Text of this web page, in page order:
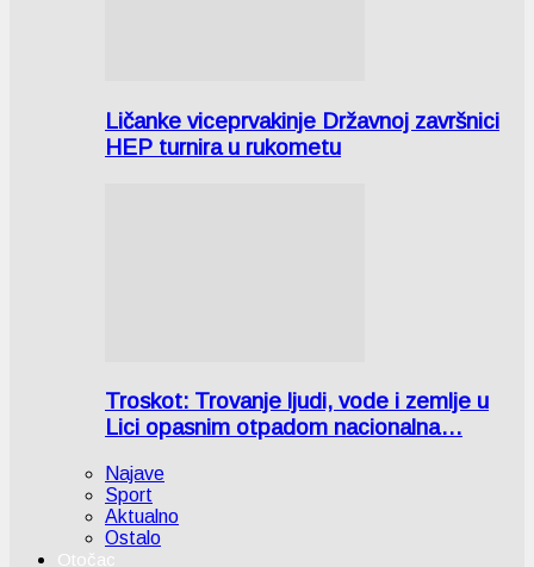
Ličanke viceprvakinje Državnoj završnici
HEP turnira u rukometu
Troskot: Trovanje ljudi, vode i zemlje u
Lici opasnim otpadom nacionalna…
Najave
Sport
Aktualno
Ostalo
Otočac